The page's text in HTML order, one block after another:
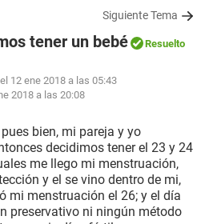
Siguiente Tema
tener un bebé Resuelto
12 ene 2018 a las 05:43
2018 a las 20:08
bien, mi pareja y yo
decidimos tener el 23 y 24
me llego mi menstruación,
y el se vino dentro de mi,
mi menstruación el 26; y el día
preservativo ni ningún método